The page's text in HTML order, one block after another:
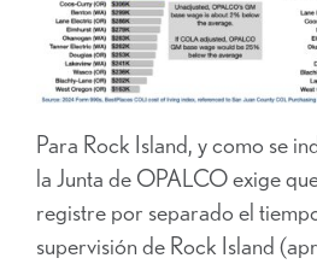
Para Rock Island, y como se
la Junta de OPALCO exige
registre por separado el
supervisión de Rock Island